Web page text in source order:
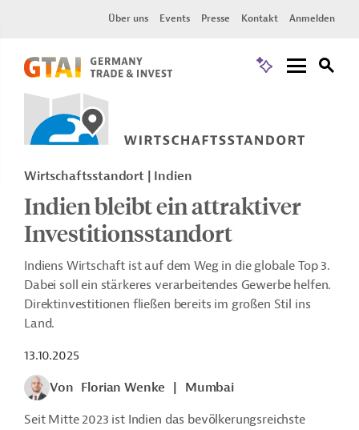
Über uns Events Presse Kontakt Anmelden
Wirtschaftsstandort | Indien
Indien bleibt ein attraktiver
Investitionsstandort
Indiens Wirtschaft ist auf dem Weg in die globale Top 3.
Dabei soll ein stärkeres verarbeitendes Gewerbe helfen.
Direktinvestitionen fließen bereits im großen Stil ins
Land.
13.10.2025
Von Florian Wenke
Mumbai
Seit Mitte 2023 ist Indien das bevölkerungsreichste